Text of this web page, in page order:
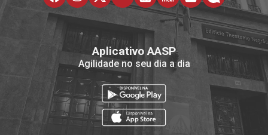
Aplicativo AASP
Agilidade no seu dia a dia